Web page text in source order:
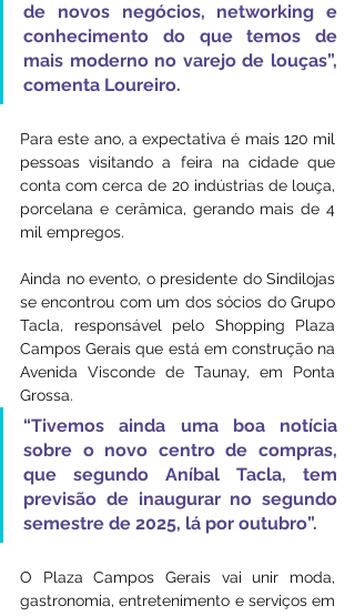
de novos negócios, networking e
conhecimento do que temos de
mais moderno no varejo de louças”,
comenta Loureiro.
Para este ano, a expectativa é mais 120 mil
pessoas visitando a feira na cidade que
conta com cerca de 20 indústrias de louça,
porcelana e cerâmica, gerando mais de 4
mil empregos.
Ainda no evento, o presidente do Sindilojas
se encontrou com um dos sócios do Grupo
Tacla, responsável pelo Shopping Plaza
Campos Gerais que está em construção na
Avenida Visconde de Taunay, em Ponta
Grossa.
“Tivemos ainda uma boa notícia
sobre o novo centro de compras,
que segundo Aníbal Tacla, tem
previsão de inaugurar no segundo
semestre de 2025, lá por outubro”.
O Plaza Campos Gerais vai unir moda,
gastronomia, entretenimento e serviços em